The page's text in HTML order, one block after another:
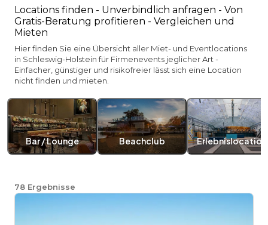
Locations finden - Unverbindlich anfragen - Von
Gratis-Beratung profitieren - Vergleichen und
Mieten
Hier finden Sie eine Übersicht aller Miet- und Eventlocations
in Schleswig-Holstein für Firmenevents jeglicher Art -
Einfacher, günstiger und risikofreier lässt sich eine Location
nicht finden und mieten.
Bar / Lounge Beachclub Erlebnislocation
78 Ergebnisse